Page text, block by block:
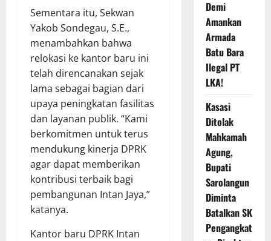
Sementara itu, Sekwan
Yakob Sondegau, S.E.,
menambahkan bahwa
relokasi ke kantor baru ini
telah direncanakan sejak
lama sebagai bagian dari
upaya peningkatan fasilitas
dan layanan publik. “Kami
berkomitmen untuk terus
mendukung kinerja DPRK
agar dapat memberikan
kontribusi terbaik bagi
pembangunan Intan Jaya,”
katanya.
Kantor baru DPRK Intan
Demi
Amankan
Armada
Batu Bara
Ilegal PT
LKA!
Kasasi
Ditolak
Mahkamah
Agung,
Bupati
Sarolangun
Diminta
Batalkan SK
Pengangkat